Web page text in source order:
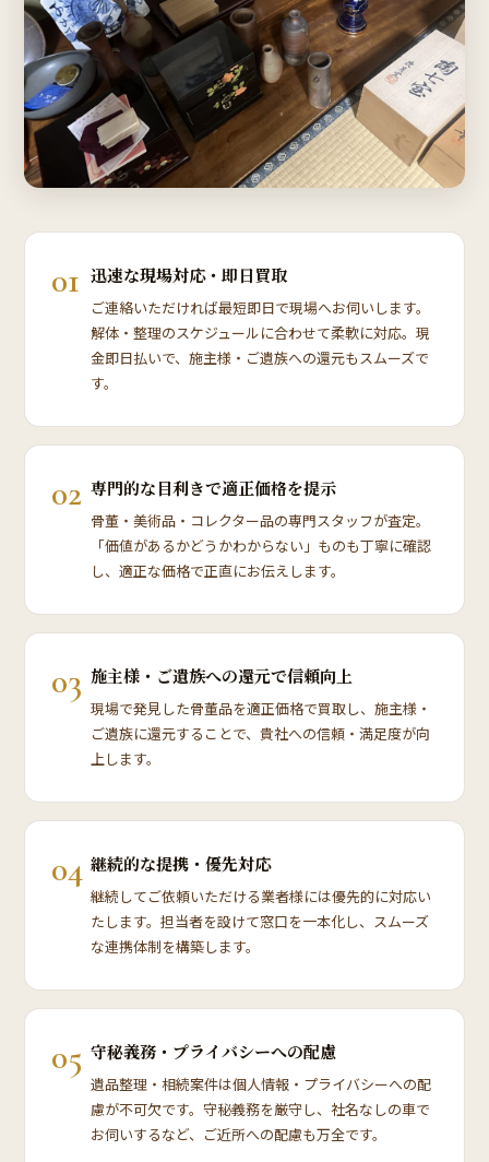
01 迅速な現場対応・即日買取
ご連絡いただければ最短即日で現場へお伺いします。
解体・整理のスケジュールに合わせて柔軟に対応。現
金即日払いで、施主様・ご遺族への還元もスムーズで
す。
02 専門的な目利きで適正価格を提示
骨董・美術品・コレクター品の専門スタッフが査定。
「価値があるかどうかわからない」ものも丁寧に確認
し、適正な価格で正直にお伝えします。
03 施主様・ご遺族への還元で信頼向上
現場で発見した骨董品を適正価格で買取し、施主様・
ご遺族に還元することで、貴社への信頼・満足度が向
上します。
04 継続的な提携・優先対応
継続してご依頼いただける業者様には優先的に対応い
たします。担当者を設けて窓口を一本化し、スムーズ
な連携体制を構築します。
05 守秘義務・プライバシーへの配慮
遺品整理・相続案件は個人情報・プライバシーへの配
慮が不可欠です。守秘義務を厳守し、社名なしの車で
お伺いするなど、ご近所への配慮も万全です。